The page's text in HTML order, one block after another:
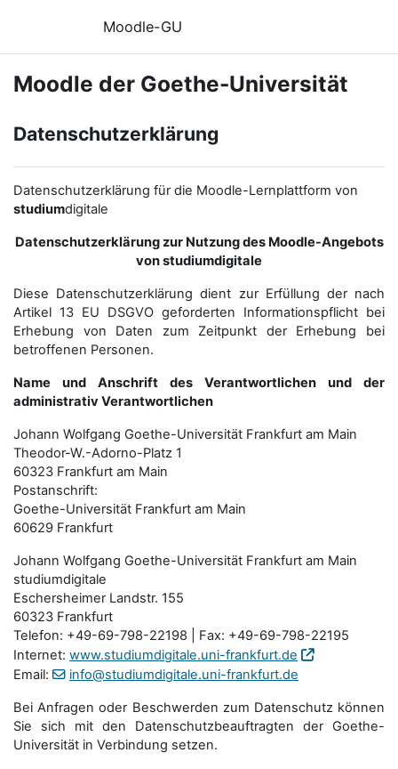
Moodle-GU
Moodle der Goethe-Universität
Datenschutzerklärung
Datenschutzerklärung für die Moodle-Lernplattform von
studiumdigitale
Datenschutzerklärung zur Nutzung des Moodle-Angebots
von studiumdigitale
Diese Datenschutzerklärung dient zur Erfüllung der nach
Artikel 13 EU DSGVO geforderten Informationspflicht bei
Erhebung von Daten zum Zeitpunkt der Erhebung bei
betroffenen Personen.
Name und Anschrift des Verantwortlichen und der
administrativ Verantwortlichen
Johann Wolfgang Goethe-Universität Frankfurt am Main
Theodor-W.-Adorno-Platz 1
60323 Frankfurt am Main
Postanschrift:
Goethe-Universität Frankfurt am Main
60629 Frankfurt
Johann Wolfgang Goethe-Universität Frankfurt am Main
studiumdigitale
Eschersheimer Landstr. 155
60323 Frankfurt
Telefon: +49-69-798-22198 | Fax: +49-69-798-22195
Internet: www.studiumdigitale.uni-frankfurt.de
Email:
info@studiumdigitale.uni-frankfurt.de
Bei Anfragen oder Beschwerden zum Datenschutz können
Sie sich mit den Datenschutz­beauftragten der Goethe-
Universität in Verbindung setzen.